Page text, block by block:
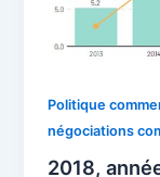
Politique
négociations
2018,